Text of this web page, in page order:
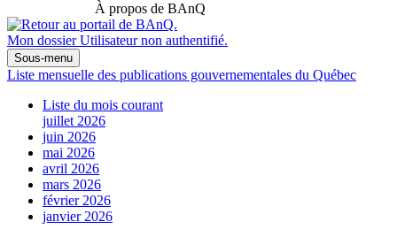
À propos de BAnQ
Mon dossier Utilisateur non authentifié.
Sous-menu
Liste mensuelle des publications gouvernementales du Québec
Liste du mois courant
juillet 2026
juin 2026
mai 2026
avril 2026
mars 2026
février 2026
janvier 2026